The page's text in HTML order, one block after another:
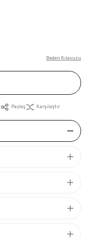
Beden Kılavuzu
Paylaş Karşılaştır